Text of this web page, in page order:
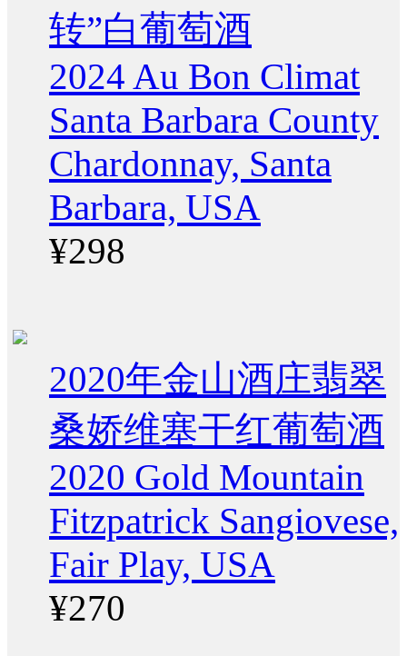
转”白葡萄酒
2024 Au Bon Climat
Santa Barbara County
Chardonnay, Santa
Barbara, USA
¥298
2020年金山酒庄翡翠
桑娇维塞干红葡萄酒
2020 Gold Mountain
Fitzpatrick Sangiovese,
Fair Play, USA
¥270